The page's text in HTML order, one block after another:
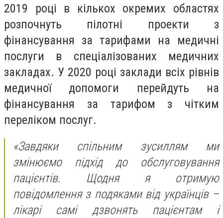
2019 році в кількох окремих областях
розпочнуть пілотні проекти з
фінансування за тарифами на медичні
послуги в спеціалізованих медичних
закладах. У 2020 році заклади всіх рівнів
медичної допомоги перейдуть на
фінансування за тарифом з чітким
переліком послуг.
«Завдяки спільним зусиллям ми
змінюємо підхід до обслуговування
пацієнтів. Щодня я отримую
повідомлення з подяками від українців –
лікарі самі дзвонять пацієнтам і